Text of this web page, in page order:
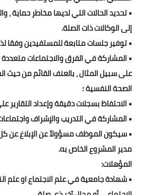
• تحديد الحالات التي لديها مخاطر حماية ،
إلى الوكالات ذات الصلة.
• توفير جلسات متابعة للمستفيدين وفقا
• المشاركة في الفرق والاجتماعات
على سبيل المثال ، بالعنف القائم من حيث
الصحة النفسية ؛
• الاحتفاظ بسجلات دقيقة وإعداد التقارير
• المشاركة في التدريب والإشراف
• سيكون الموظف مسؤولاً عن الإبلاغ عن
مدير المشروع الخاص به.
المؤهلات:
• شهادة جامعية في علم الاجتماع او علم